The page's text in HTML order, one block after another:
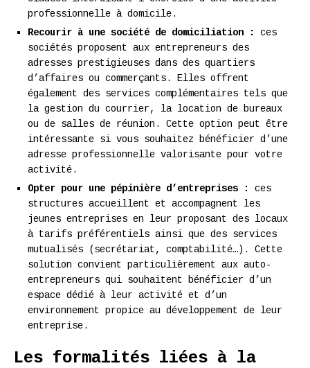
professionnelle à domicile.
Recourir à une société de domiciliation :
ces
sociétés proposent aux entrepreneurs des
adresses prestigieuses dans des quartiers
d’affaires ou commerçants. Elles offrent
également des services complémentaires tels que
la gestion du courrier, la location de bureaux
ou de salles de réunion. Cette option peut être
intéressante si vous souhaitez bénéficier d’une
adresse professionnelle valorisante pour votre
activité.
Opter pour une pépinière d’entreprises :
ces
structures accueillent et accompagnent les
jeunes entreprises en leur proposant des locaux
à tarifs préférentiels ainsi que des services
mutualisés (secrétariat, comptabilité…). Cette
solution convient particulièrement aux auto-
entrepreneurs qui souhaitent bénéficier d’un
espace dédié à leur activité et d’un
environnement propice au développement de leur
entreprise.
Les formalités liées à la